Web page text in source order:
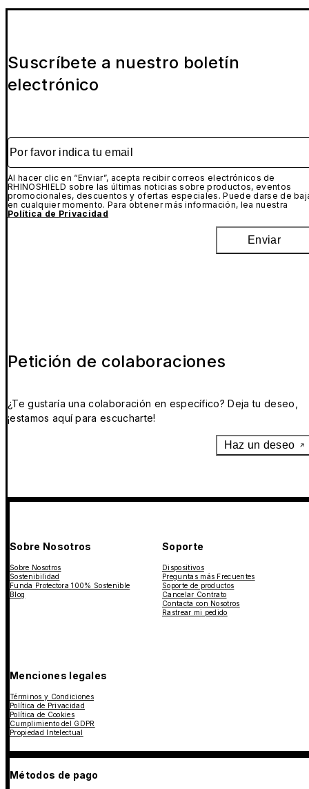
Suscríbete a nuestro boletín
electrónico
Por favor indica tu email
Al hacer clic en “Enviar”, acepta recibir correos electrónicos de
RHINOSHIELD sobre las últimas noticias sobre productos, eventos
promocionales, descuentos y ofertas especiales. Puede darse de
en cualquier momento. Para obtener más información, lea nuestra
Política de Privacidad
Enviar
Petición de colaboraciones
¿Te gustaría una colaboración en específico? Deja tu deseo,
¡estamos aquí para escucharte!
Haz un deseo
Sobre Nosotros
Sobre Nosotros
Sostenibilidad
Funda Protectora 100% Sostenible
Blog
Soporte
Dispositivos
Preguntas más Frecuentes
Soporte de productos
Cancelar Contrato
Contacta con Nosotros
Rastrear mi pedido
Menciones legales
Términos y Condiciones
Política de Privacidad
Política de Cookies
Cumplimiento del GDPR
Propiedad Intelectual
Métodos de pago